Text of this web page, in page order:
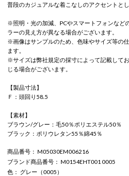
普段のカジュアルな着こなしのアクセントと
※照明・光の加減、PCやスマートフォンなど
ラーの見え方が異なる場合がございます。
※画像はサンプルのため、色味やサイズ等の
ます。
※サイズは弊社規定の採寸によって記載して
じる場合がございます。
【製品寸法】
Ｆ：頭回り58.5
【素材】
ブラウン/グレー：毛50％ポリエステル50％
ブラック：ポリウレタン55％綿45％
商品番号 ： M05030EM006216
ブランド商品番号 ： M0154EHT001 0005
色 ： グレー（0005）